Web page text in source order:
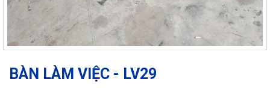
BÀN LÀM VIỆC - LV29